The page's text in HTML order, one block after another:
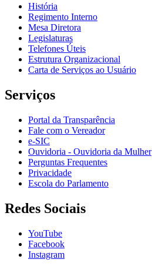
História
Regimento Interno
Mesa Diretora
Legislaturas
Telefones Úteis
Estrutura Organizacional
Carta de Serviços ao Usuário
Serviços
Portal da Transparência
Fale com o Vereador
e-SIC
Ouvidoria - Ouvidoria da Mulher
Perguntas Frequentes
Privacidade
Escola do Parlamento
Redes Sociais
YouTube
Facebook
Instagram